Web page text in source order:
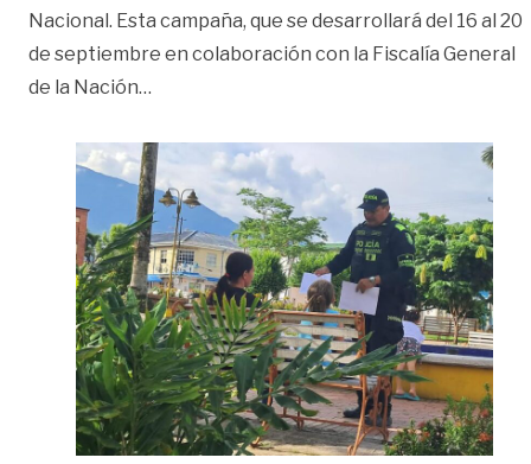
Nacional. Esta campaña, que se desarrollará del 16 al 20
de septiembre en colaboración con la Fiscalía General
de la Nación…